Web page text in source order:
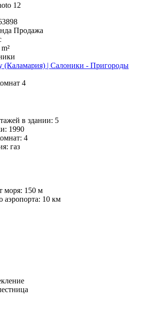
Продажа
(Каламария) | Салоники - Пригороды
4
в здании: 5
1990
4
газ
моря: 150 м
аэропорта: 10 км